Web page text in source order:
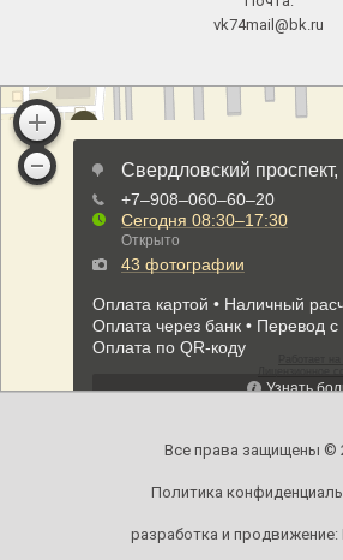
vk74mail@bk.ru
Все права защищены ©
Политика
разработка и продвижение: